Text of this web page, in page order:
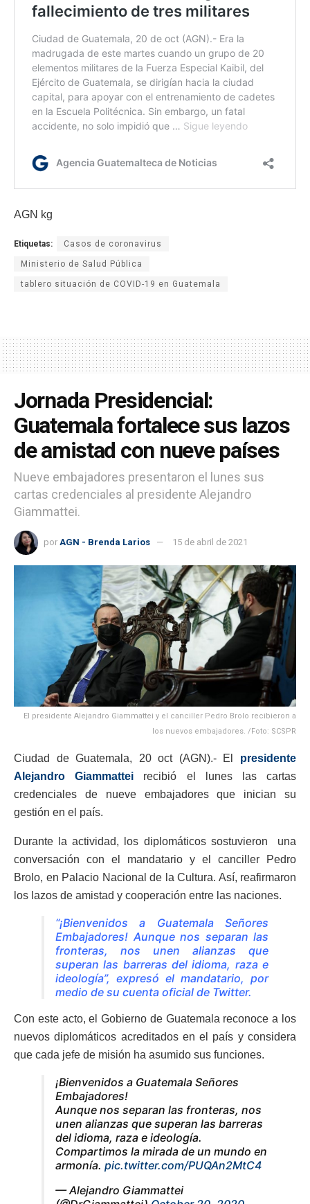
AGN kg
Etiquetas: Casos de coronavirus
Ministerio de Salud Pública
tablero situación de COVID-19 en Guatemala
Jornada Presidencial:
Guatemala fortalece sus lazos
de amistad con nueve países
Nueve embajadores presentaron el lunes sus
cartas credenciales al presidente Alejandro
Giammattei.
por AGN - Brenda Larios 15 de abril de 2021
El presidente Alejandro Giammattei y el canciller Pedro Brolo recibieron a
los nuevos embajadores. /Foto: SCSPR
Ciudad de Guatemala, 20 oct (AGN).- El presidente
Alejandro Giammattei
recibió el lunes las cartas
credenciales de nueve embajadores que inician su
gestión en el país.
Durante la actividad, los diplomáticos sostuvieron una
conversación con el mandatario y el canciller Pedro
Brolo, en Palacio Nacional de la Cultura. Así, reafirmaron
los lazos de amistad y cooperación entre las naciones.
“¡Bienvenidos a Guatemala Señores
Embajadores! Aunque nos separan las
fronteras, nos unen alianzas que
superan las barreras del idioma, raza e
ideología”, expresó el mandatario, por
medio de su cuenta oficial de Twitter.
Con este acto, el Gobierno de Guatemala reconoce a los
nuevos diplomáticos acreditados en el país y considera
que cada jefe de misión ha asumido sus funciones.
¡Bienvenidos a Guatemala Señores
Embajadores!
Aunque nos separan las fronteras, nos
unen alianzas que superan las barreras
del idioma, raza e ideología.
Compartimos la mirada de un mundo en
armonía. pic.twitter.com/PUQAn2MtC4
— Alejandro Giammattei